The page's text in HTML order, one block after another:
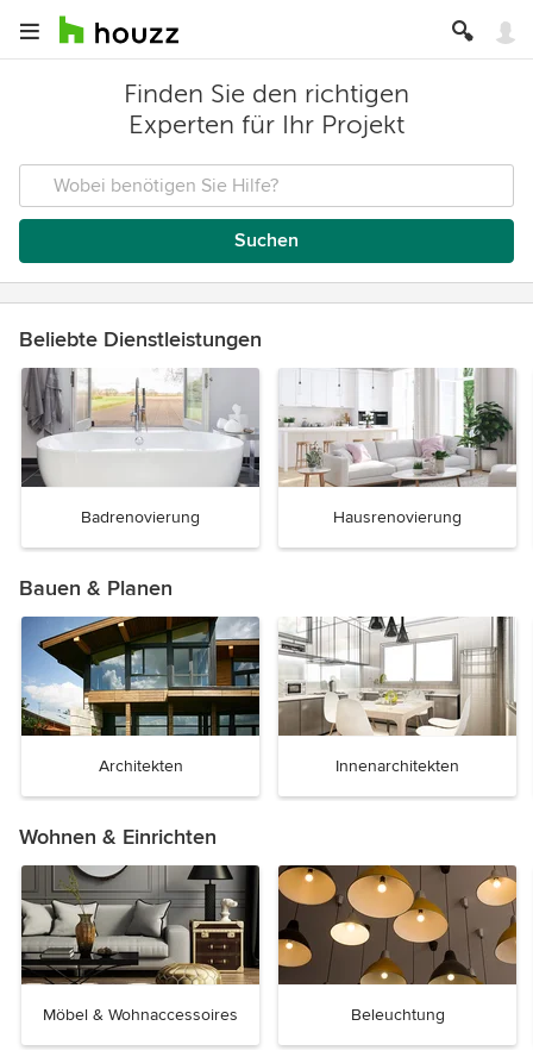
Finden Sie den richtigen
Experten für Ihr Projekt
Suchen
Beliebte Dienstleistungen
Badrenovierung Hausrenovierung
Bauen & Planen
Architekten Innenarchitekten
Wohnen & Einrichten
Möbel & Wohnaccessoires Beleuchtung